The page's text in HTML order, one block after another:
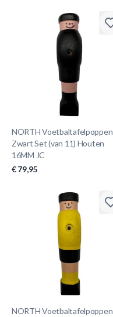
NORTH Voetbaltafelpoppen
Zwart Set (van 11) Houten
16MM JC
€ 79,95
NORTH Voetbaltafelpoppen